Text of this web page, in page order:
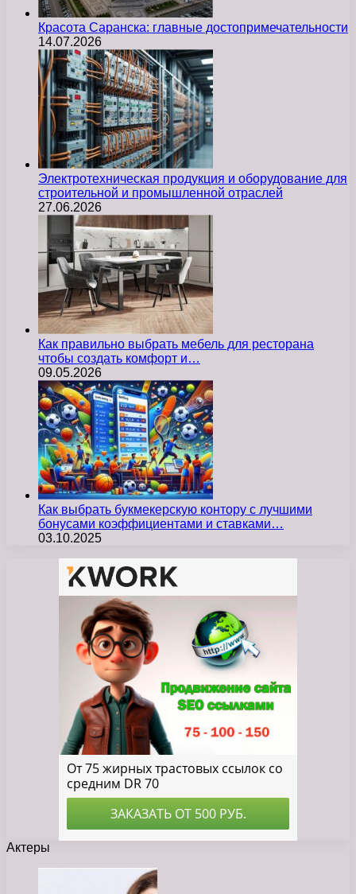
Красота Саранска: главные достопримечательности
14.07.2026
Электротехническая продукция и оборудование для
строительной и промышленной отраслей
27.06.2026
Как правильно выбрать мебель для ресторана
чтобы создать комфорт и…
09.05.2026
Как выбрать букмекерскую контору с лучшими
бонусами коэффициентами и ставками…
03.10.2025
Актеры